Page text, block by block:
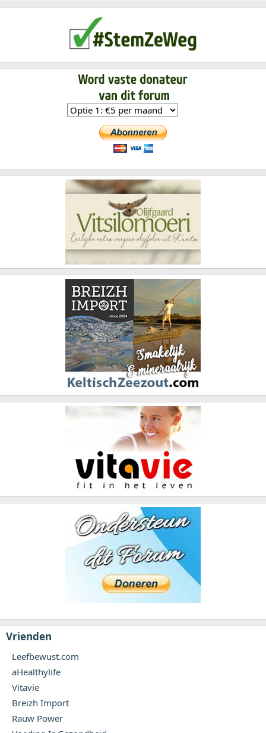
Vrienden
Leefbewust.com
aHealthylife
Vitavie
Breizh Import
Rauw Power